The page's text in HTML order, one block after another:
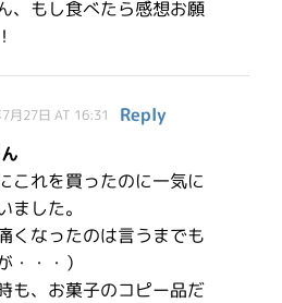
、もし食べたら感想お願
月27日 AT 16:31
Reply
これを買ったのに一気に
ました。
くなったのは言うまでも
・・・）
も、お菓子のコピー品だ